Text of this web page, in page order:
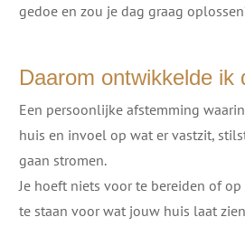
gedoe en zou je dag graag
Daarom ontwikkelde ik
Een persoonlijke afstemming
huis en invoel op wat er vastzit,
gaan stromen.
Je hoeft niets voor te bereiden of
te staan voor wat jouw huis laat